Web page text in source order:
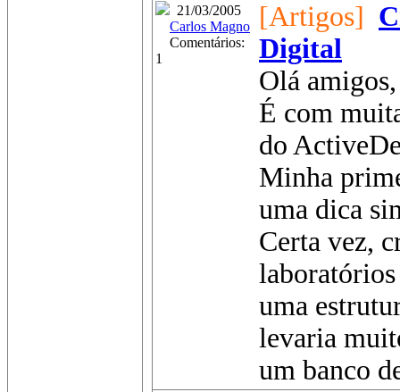
21/03/2005
Carlos Magno
Comentários:
1
[Artigos]
Digital
Olá amigos,
É com
do
Minha
uma dica
Certa vez,
uma
levaria
um banco